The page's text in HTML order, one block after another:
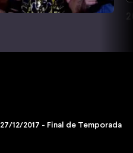
27/12/2017 - Final de Temporada